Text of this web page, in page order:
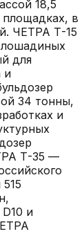
18,5
в
ЧЕТРА Т-15
для
и
34 тонны,
и
Т-35 —
и